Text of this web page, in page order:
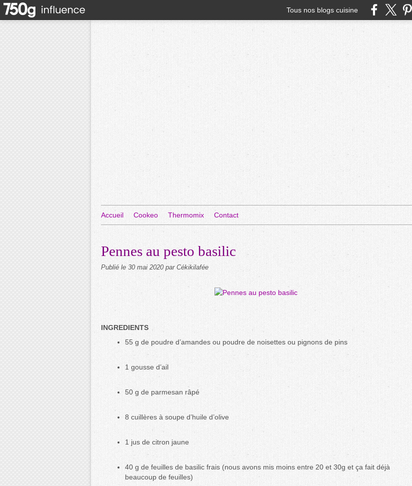
Tous nos blogs cuisine
Accueil Cookeo Thermomix Contact
Pennes au pesto basilic
Publié le 30 mai 2020 par Cékikilafée
INGREDIENTS
55 g de poudre d’amandes ou poudre de noisettes ou pignons de pins
1 gousse d’ail
50 g de parmesan râpé
8 cuillères à soupe d’huile d’olive
1 jus de citron jaune
40 g de feuilles de basilic frais (nous avons mis moins entre 20 et 30g et ça fait déjà
beaucoup de feuilles)